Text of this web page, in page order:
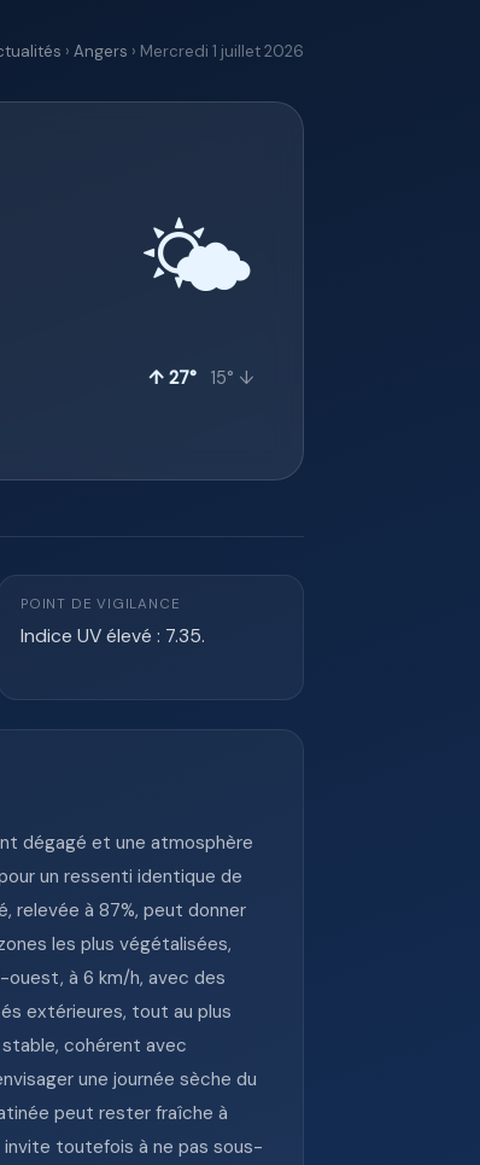
› Angers › Mercredi 1 juillet 2026
🌤️
↑ 27° 15° ↓
POINT DE VIGILANCE
Indice UV élevé : 7.35.
dégagé et une atmosphère
un ressenti identique de
relevée à 87%, peut donner
les plus végétalisées,
ouest, à 6 km/h, avec des
extérieures, tout au plus
cohérent avec
une journée sèche du
peut rester fraîche à
invite toutefois à ne pas sous-